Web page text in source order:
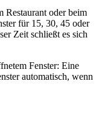
Restaurant oder beim
für 15, 30, 45 oder
Zeit schließt es sich
Fenster: Eine
automatisch, wenn